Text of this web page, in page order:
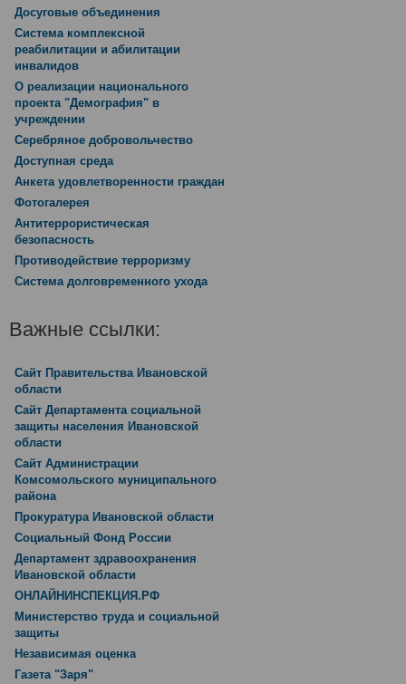
Досуговые объединения
Система комплексной
реабилитации и абилитации
инвалидов
О реализации национального
проекта "Демография" в
учреждении
Серебряное добровольчество
Доступная среда
Анкета удовлетворенности граждан
Фотогалерея
Антитеррористическая
безопасность
Противодействие терроризму
Система долговременного ухода
Важные ссылки:
Сайт Правительства Ивановской
области
Сайт Департамента социальной
защиты населения Ивановской
области
Сайт Администрации
Комсомольского муниципального
района
Прокуратура Ивановской области
Социальный Фонд России
Департамент здравоохранения
Ивановской области
ОНЛАЙНИНСПЕКЦИЯ.РФ
Министерство труда и социальной
защиты
Независимая оценка
Газета "Заря"